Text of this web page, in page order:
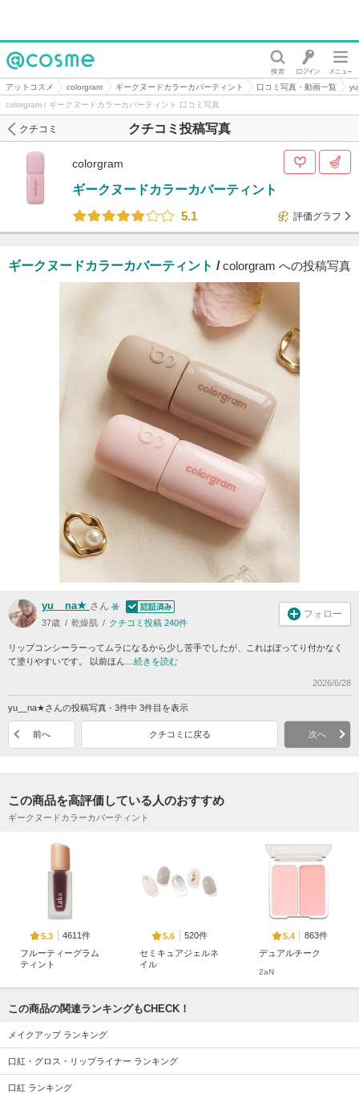
@cosme
アットコスメ colorgram ギークヌードカラーカバーティント 口コミ写真・動画一覧
colorgram / ギークヌードカラーカバーティント 口コミ写真
クチコミ投稿写真
クチコミ
colorgram
ギークヌードカラーカバーティント
5.1
評価グラフ
ギークヌードカラーカバーティント /colorgram への投稿写真
yu__na★ さん
37歳 乾燥肌 クチコミ投稿 240件
フォロー
リップコンシーラーってムラになるから少し苦手でしたが、これはぼってり付かなく
て塗りやすいです。 以前ほん… 続きを読む
2026/6/28
yu__na★さんの投稿写真 - 3件中 3件目を表示
前へ クチコミに戻る 次へ
この商品を高評価している人のおすすめ
ギークヌードカラーカバーティント
5.3
4611件
フルーティーグラム
ティント
5.6
520件
セミキュアジェルネ
イル
5.4
863件
デュアルチーク
2aN
5.7
2359件
この商品の関連ランキングもCHECK！
メイクアップ ランキング
口紅・グロス・リップライナー ランキング
口紅 ランキング